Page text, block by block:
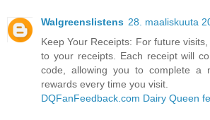
Walgreenslistens 28. maaliskuuta
Keep Your Receipts: For future
to your receipts. Each receipt will
code, allowing you to complete a
rewards every time you visit.
DQFanFeedback.com Dairy Queen